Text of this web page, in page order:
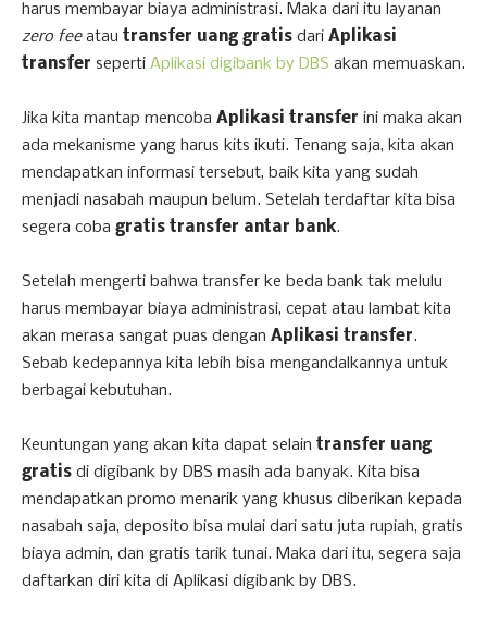
harus membayar biaya administrasi. Maka dari itu layanan
zero feeatau transfer uang gratis dari Aplikasi
transfer seperti Aplikasi digibank by DBS akan memuaskan.
Jika kita mantap mencoba Aplikasi transfer ini maka akan
ada mekanisme yang harus kits ikuti. Tenang saja, kita akan
mendapatkan informasi tersebut, baik kita yang sudah
menjadi nasabah maupun belum. Setelah terdaftar kita bisa
segera coba gratis transfer antar bank.
Setelah mengerti bahwa transfer ke beda bank tak melulu
harus membayar biaya administrasi, cepat atau lambat kita
akan merasa sangat puas dengan Aplikasi transfer.
Sebab kedepannya kita lebih bisa mengandalkannya untuk
berbagai kebutuhan.
Keuntungan yang akan kita dapat selain transfer uang
gratis di digibank by DBS masih ada banyak. Kita bisa
mendapatkan promo menarik yang khusus diberikan kepada
nasabah saja, deposito bisa mulai dari satu juta rupiah, gratis
biaya admin, dan gratis tarik tunai. Maka dari itu, segera saja
daftarkan diri kita di Aplikasi digibank by DBS.